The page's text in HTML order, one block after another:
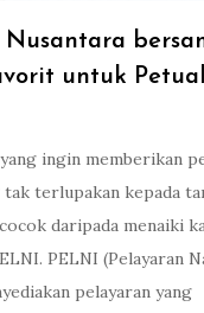
Nusantara
untuk
ingin memberikan
tak terlupakan kepada
daripada menaiki
PELNI (Pelayaran
pelayaran yang